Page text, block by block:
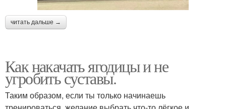
читать дальше →
Как накачать ягодицы и не
угробить суставы.
Таким образом, если ты только начинаешь